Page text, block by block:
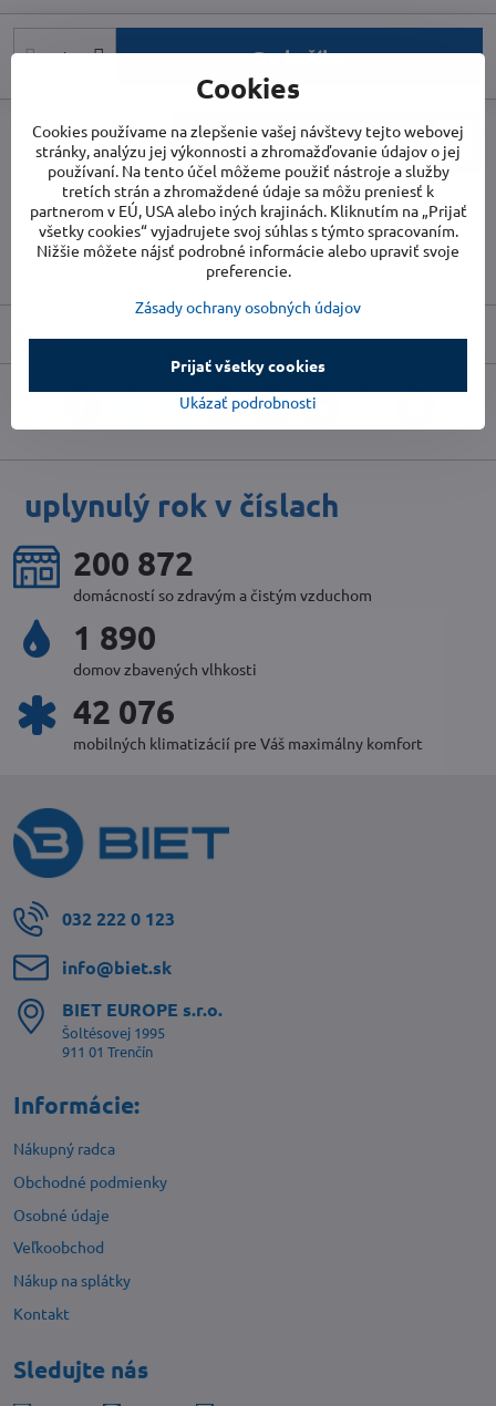
Do košíka
Doručenia
Skladové číslo:DECOCLIM-23AXXL7016
Popis
BlueskyPinterestReddit
mail
uplynulý rok v číslach
221 550
domácností so zdravým a čistým vzduchom
2 086
domov zbavených vlhkosti
46 472
mobilných klimatizácií pre Váš maximálny komfort
032 222 0 123
info​@biet​.sk
BIET EUROPE s​.r​.o​.
Šoltésovej 1995
911 01 Trenčín
Informácie:
Nákupný radca
Obchodné podmienky
Osobné údaje
Veľkoobchod
Nákup na splátky
Kontakt
Sledujte nás
Cookies
Cookies používame na zlepšenie vašej návštevy tejto webovej
stránky, analýzu jej výkonnosti a zhromažďovanie údajov o jej
používaní. Na tento účel môžeme použiť nástroje a služby
tretích strán a zhromaždené údaje sa môžu preniesť k
partnerom v EÚ, USA alebo iných krajinách. Kliknutím na „Prijať
všetky cookies“ vyjadrujete svoj súhlas s týmto spracovaním.
Nižšie môžete nájsť podrobné informácie alebo upraviť svoje
preferencie.
Zásady ochrany osobných údajov
Ukázať podrobnosti
Prijať všetky cookies